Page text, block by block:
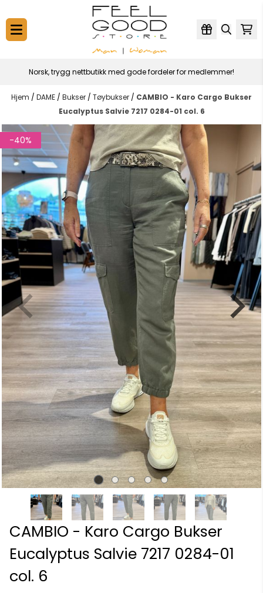
Norsk, trygg nettbutikk med gode fordeler for medlemmer!
Hjem / DAME / Bukser / Tøybukser / CAMBIO - Karo Cargo Bukser
Eucalyptus Salvie 7217 0284-01 col. 6
-40%
CAMBIO - Karo Cargo Bukser
Eucalyptus Salvie 7217 0284-01
col. 6